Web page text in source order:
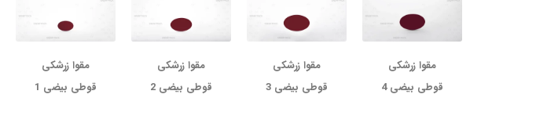
مقوا زرشکی
قوطی بیضی 4
مقوا زرشکی
قوطی بیضی 3
مقوا زرشکی
قوطی بیضی 2
مقوا زرشکی
قوطی بیضی 1